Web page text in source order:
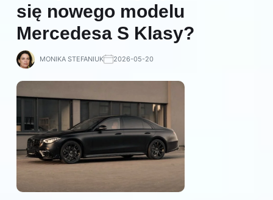
się nowego modelu
Mercedesa S Klasy?
MONIKA STEFANIUK 2026-05-20